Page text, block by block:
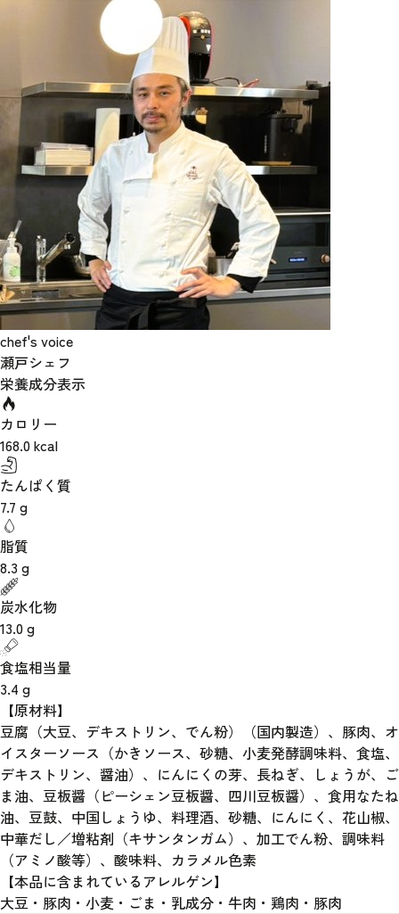
chef's voice
瀬戸シェフ
栄養成分表示
カロリー
168.0kcal
たんぱく質
7.7 g
脂質
8.3 g
炭水化物
13.0g
食塩相当量
3.4 g
【原材料】
豆腐（大豆、デキストリン、でん粉）（国内製造）、豚肉、オ
イスターソース（かきソース、砂糖、小麦発酵調味料、食塩、
デキストリン、醤油）、にんにくの芽、長ねぎ、しょうが、ご
ま油、豆板醤（ピーシェン豆板醤、四川豆板醤）、食用なたね
油、豆鼓、中国しょうゆ、料理酒、砂糖、にんにく、花山椒、
中華だし／増粘剤（キサンタンガム）、加工でん粉、調味料
（アミノ酸等）、酸味料、カラメル色素
【本品に含まれているアレルゲン】
大豆・豚肉・小麦・ごま・乳成分・牛肉・鶏肉・豚肉